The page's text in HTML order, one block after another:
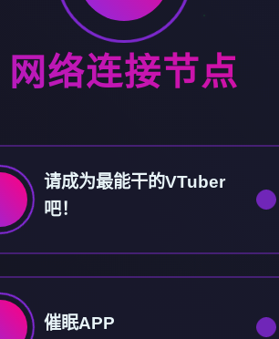
网络连接节点
请成为最能干的VTuber
吧！
催眠APP